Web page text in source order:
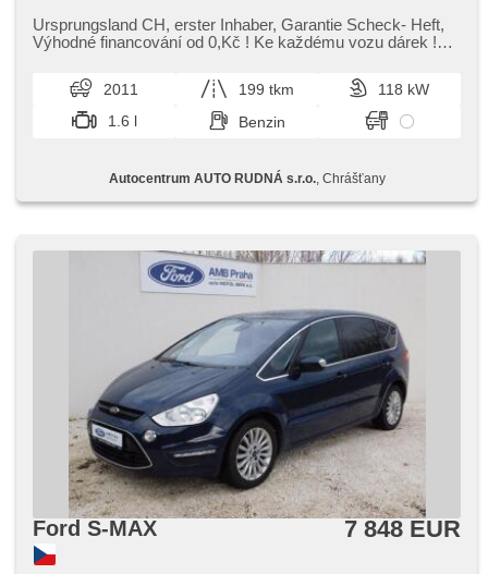
Wegfahrsperre, Zentralverriegelung mit Funkfernbedienung,
isofix, höheneinstellbare Fahrersitz, Positionssitze,
AUX, Autoradio, CD-Spieler, Außenthermometer, beheizte
Spiegel, Teilbare Rücksitzbank, Heckscheibenwischer,
Getönte Scheiben, Längssitzvorschub, Ausziehbare
Kopflehnen
Ursprungsland CH,​ erster Inhaber,​ Garantie Scheck​- Heft,​
Výhodné financování od 0,​Kč ! Ke každému vozu dárek !
2011 199 tkm
118 kW
1.6 l
Benzin
Autocentrum AUTO RUDNÁ s.r.o., Chrášťany
Ford S-MAX 7 848 EUR